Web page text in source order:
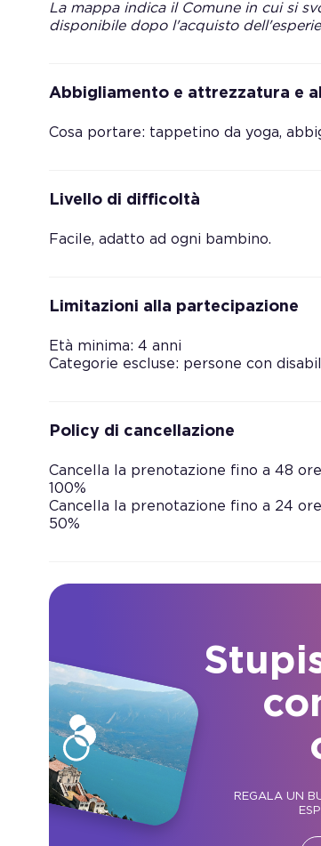
La mappa indica il Comune in cui si
disponibile dopo l'acquisto
Abbigliamento e attrezzatura e
Cosa portare: tappetino da yoga,
Livello di difficoltà
Facile, adatto ad ogni bambino.
Limitazioni alla partecipazione
Età minima: 4 anni
Categorie escluse: persone con
Policy di cancellazione
Cancella la prenotazione fino a 48
100%
Cancella la prenotazione fino a 24
50%
REGALA UN